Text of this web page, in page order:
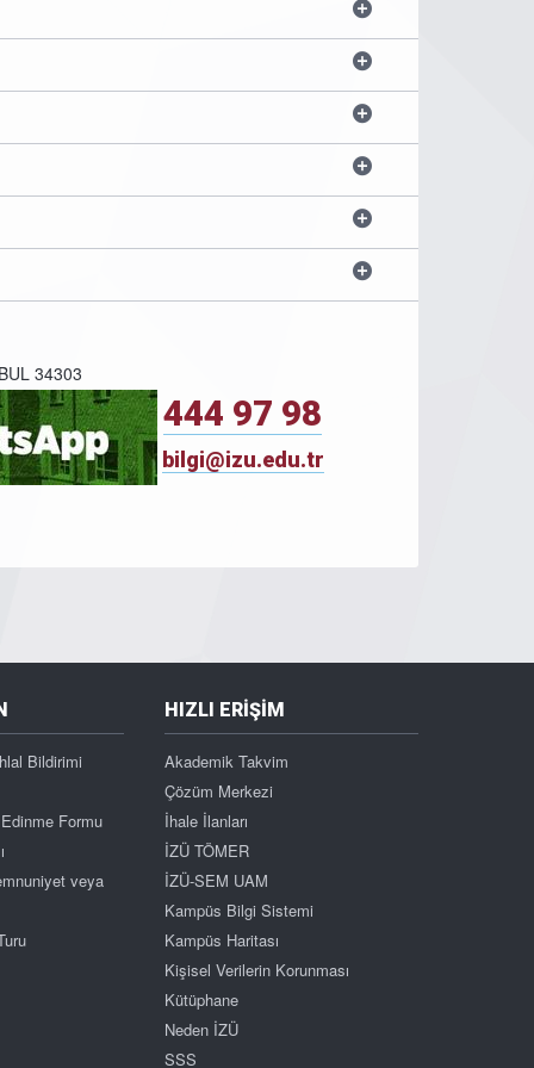
34303
444 97 98
bilgi@izu.edu.tr
Bildirimi
Formu
veya
HIZLI ERİŞİM
Akademik Takvim
Çözüm Merkezi
İhale İlanları
İZÜ TÖMER
İZÜ-SEM UAM
Kampüs Bilgi Sistemi
Kampüs Haritası
Kişisel Verilerin Korunması
Kütüphane
Neden İZÜ
SSS